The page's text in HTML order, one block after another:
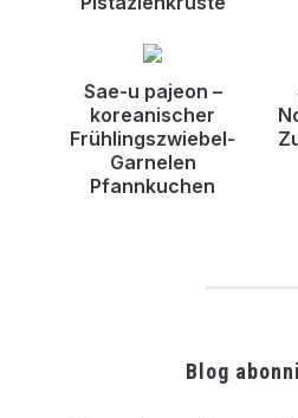
Sae-u pajeon –
koreanischer
Frühlingszwiebel-
Garnelen
Pfannkuchen
Blog